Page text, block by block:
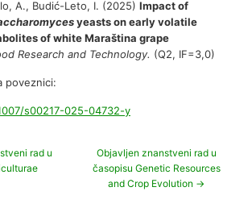
A., Budić-Leto, I. (2025) Impact of
yeasts on early volatile
of white Maraština grape
Research and Technology. (Q2, IF=3,0)
poveznici:
s00217-025-04732-y
rad u
Objavljen znanstveni rad u
časopisu Genetic Resources
and Crop Evolution →